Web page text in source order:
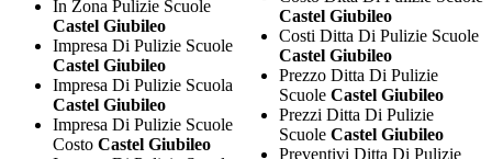
In Zona Pulizie Scuole
Castel Giubileo
Impresa Di Pulizie Scuole
Castel Giubileo
Impresa Di Pulizie Scuola
Castel Giubileo
Impresa Di Pulizie Scuole
Costo Castel Giubileo
Castel Giubileo
Costi Ditta Di Pulizie Scuole
Castel Giubileo
Prezzo Ditta Di Pulizie
Scuole Castel Giubileo
Prezzi Ditta Di Pulizie
Scuole Castel Giubileo
Preventivi Ditta Di Pulizie